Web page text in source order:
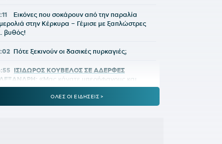
Εικόνες που σοκάρουν από την παραλία
στην Κέρκυρα – Γέμισε με ξαπλώστρες
βυθός!
Πότε ξεκινούν οι δασικές πυρκαγιές;
ΙΣΙΔΩΡΟΣ ΚΟΥΒΕΛΟΣ ΣΕ ΑΔΕΡΦΕΣ
«Μας κάνατε υπερήφανους και
ΜΗΤΣΟΤΑΚΗΣ ΓΙΑ ΤΟ MYAGRO:«Η χώρα
ΟΛΕΣ ΟΙ ΕΙΔΗΣΕΙΣ >